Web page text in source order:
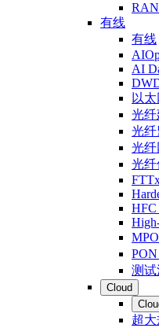
RAN
有线
有线
AI
以
光
光
光纤
光
HFC
测试
Cloud
超